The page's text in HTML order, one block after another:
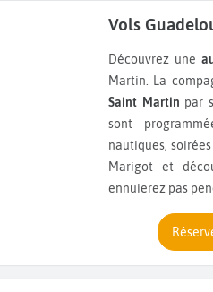
Vols
Découvrez une
Martin. La
Saint Martin par
sont
nautiques,
Marigot et
ennuierez pas